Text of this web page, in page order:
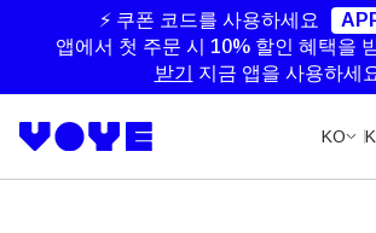
⚡ 쿠폰 코드를 사용하세요
앱에서 첫 주문 시 10% 할인 혜택을
받기
지금 앱을 사용하세
KO